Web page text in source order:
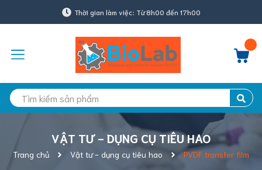
Thời gian làm việc: Từ 8h00 đến 17h00
VẬT TƯ - DỤNG CỤ TIÊU HAO
Trang chủ Vật tư - dụng cụ tiêu hao PVDF transfer film